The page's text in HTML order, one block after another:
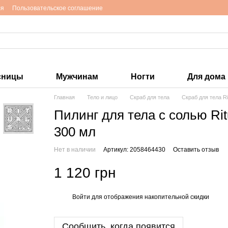
Пользовательское соглашение
Мужчинам Ногти Для дома
Главная Тело и лицо Скраб для тела Скраб для тела
Пилинг для тела с солью
300 мл
Нет в наличии Артикул: 2058464430 Оставить отзыв
1 120 грн
Войти для отображения накопительной скидки